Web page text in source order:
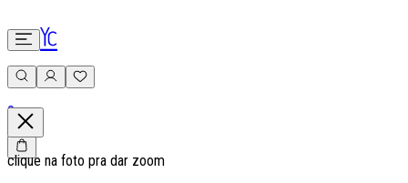
0
clique na foto pra dar zoom